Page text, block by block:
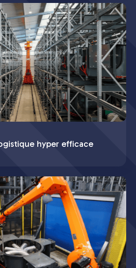
hyper efficace